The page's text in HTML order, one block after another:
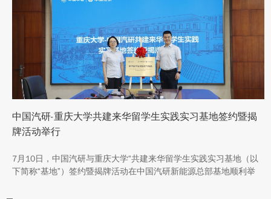
中国汽研-重庆大学共建来华留学生实践实习基地签约暨揭
牌活动举行
7月10日，中国汽研与重庆大学“共建来华留学生实践实习基地（以
下简称“基地”）签约暨揭牌活动在中国汽研新能源总部基地顺利举
与交流处处长兼留学生事务管理中心主任阳春出席活动，双方相关